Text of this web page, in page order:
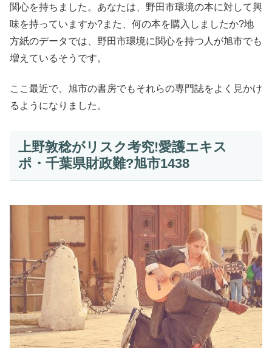
関心を持ちました。あなたは、野田市環境の本に対して興
味を持っていますか?また、何の本を購入しましたか?地
方紙のデータでは、野田市環境に関心を持つ人が旭市でも
増えているそうです。
ここ最近で、旭市の書房でもそれらの専門誌をよく見かけ
るようになりました。
上野敦稔がリスク考究!愛護エキス
ポ・千葉県財政難?旭市1438